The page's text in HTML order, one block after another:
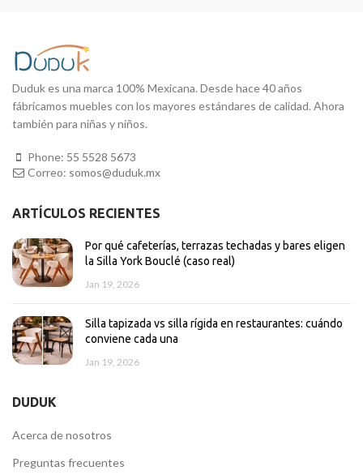
Duduk es una marca 100% Mexicana. Desde hace 40 años
fábricamos muebles con los mayores estándares de calidad. Ahora
también para niñas y niños.
Phone: 55 5528 5673
Correo: somos@duduk.mx
ARTÍCULOS RECIENTES
Por qué cafeterías, terrazas techadas y bares eligen
la Silla York Bouclé (caso real)
Jan 19, 2026
Silla tapizada vs silla rígida en restaurantes: cuándo
conviene cada una
Jan 19, 2026
DUDUK
Acerca de nosotros
Preguntas frecuentes